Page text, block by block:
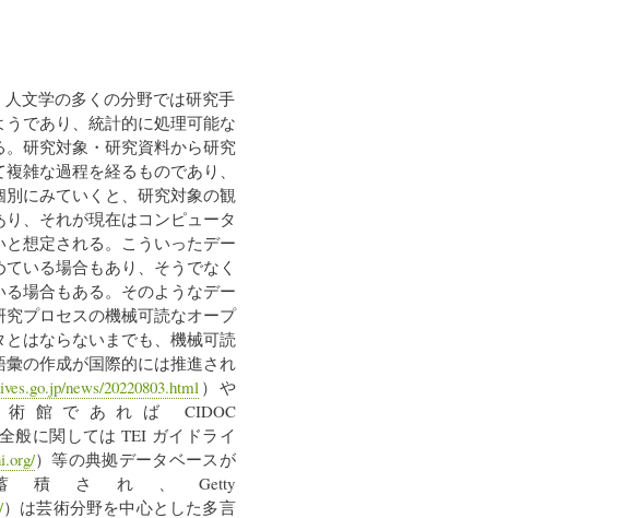
文学の多くの分野では研究手
であり、統計的に処理可能な
研究対象・研究資料から研究
雑な過程を経るものであり、
にみていくと、研究対象の観
、それが現在はコンピュータ
想定される。こういったデー
いる場合もあり、そうでなく
場合もある。そのようなデー
プロセスの機械可読なオープ
はならないまでも、機械可読
の作成が国際的には推進され
news/20220803.html）や
館であれば CIDOC
般に関しては TEI ガイドライ
）等の典拠データベースが
され、Getty
）は芸術分野を中心とした多言